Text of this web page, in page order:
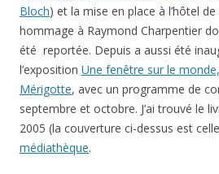
Bloch) et la mise en place à l’hôtel de
hommage à Raymond Charpentier
été reportée. Depuis a aussi été
l’exposition Une fenêtre sur le
Mérigotte, avec un programme de
septembre et octobre. J’ai trouvé le
2005 (la couverture ci-dessus est
médiathèque.